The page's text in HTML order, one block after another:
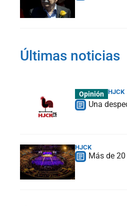
Últimas noticias
Opinión HJCK
Una
HJCK
Más de